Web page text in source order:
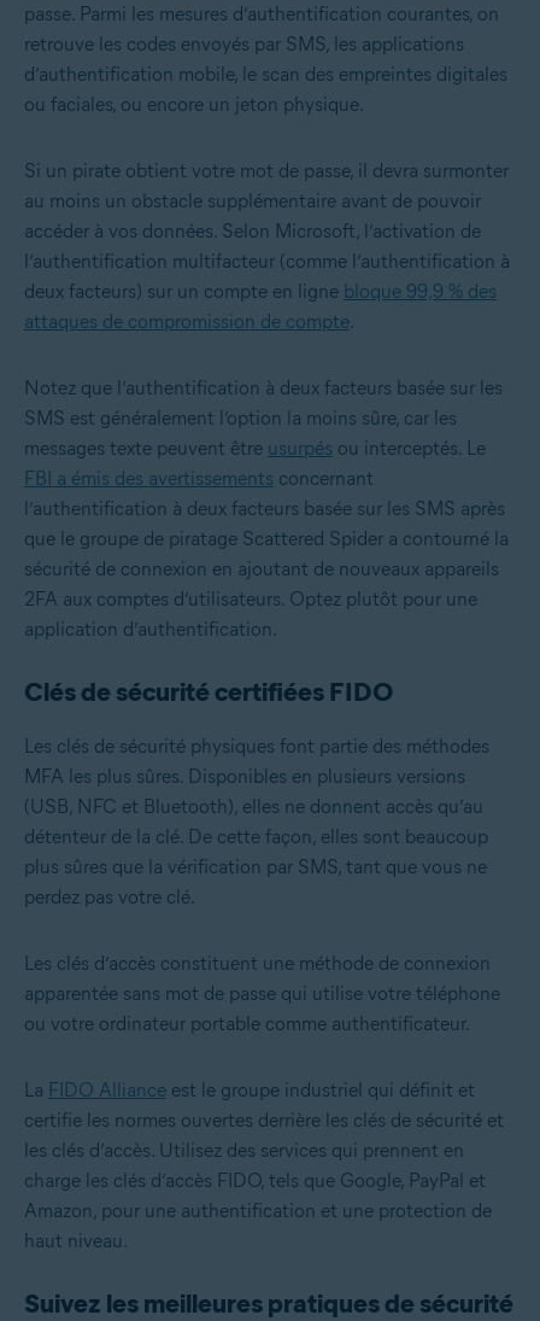
passe. Parmi les mesures d’authentification courantes, on
retrouve les codes envoyés par SMS, les applications
d’authentification mobile, le scan des empreintes digitales
ou faciales, ou encore un jeton physique.
Si un pirate obtient votre mot de passe, il devra surmonter
au moins un obstacle supplémentaire avant de pouvoir
accéder à vos données. Selon Microsoft, l’activation de
l’authentification multifacteur (comme l’authentification à
deux facteurs) sur un compte en ligne bloque 99,9 % des
attaques de compromission de compte.
Notez que l’authentification à deux facteurs basée sur les
SMS est généralement l’option la moins sûre, car les
messages texte peuvent être usurpés ou interceptés. Le
FBI a émis des avertissements concernant
l’authentification à deux facteurs basée sur les SMS après
que le groupe de piratage Scattered Spider a contourné la
sécurité de connexion en ajoutant de nouveaux appareils
2FA aux comptes d’utilisateurs. Optez plutôt pour une
application d’authentification.
Clés de sécurité certifiées FIDO
Les clés de sécurité physiques font partie des méthodes
MFA les plus sûres. Disponibles en plusieurs versions
(USB, NFC et Bluetooth), elles ne donnent accès qu’au
détenteur de la clé. De cette façon, elles sont beaucoup
plus sûres que la vérification par SMS, tant que vous ne
perdez pas votre clé.
Les clés d’accès constituent une méthode de connexion
apparentée sans mot de passe qui utilise votre téléphone
ou votre ordinateur portable comme authentificateur.
La FIDO Alliance est le groupe industriel qui définit et
certifie les normes ouvertes derrière les clés de sécurité et
les clés d’accès. Utilisez des services qui prennent en
charge les clés d’accès FIDO, tels que Google, PayPal et
Amazon, pour une authentification et une protection de
haut niveau.
Suivez les meilleures pratiques de sécurité